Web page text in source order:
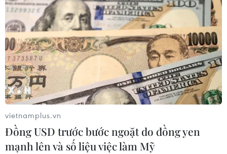
vietnamplus.vn
Đồng USD trước bước ngoặt do đồng yen
mạnh lên và số liệu việc làm Mỹ